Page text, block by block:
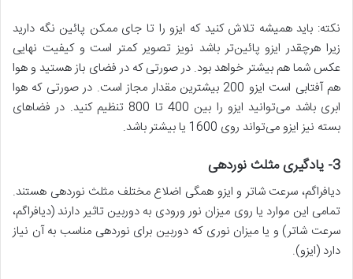
نکته: باید همیشه تلاش کنید که ایزو را تا جای ممکن پائین نگه دارید
زیرا هرچقدر ایزو پائین‌تر باشد نویز تصویر کمتر است و کیفیت نهایی
عکس شما هم بیشتر خواهد بود. در صورتی که در فضای باز هستید و هوا
هم آفتابی است ایزو 200 بیشترین مقدار مجاز است. در صورتی که هوا
ابری باشد می‌توانید ایزو را بین 400 تا 800 تنظیم کنید. در فضاهای
بسته نیز ایزو می‌تواند روی 1600 یا بیشتر باشد.
3- یادگیری مثلث نوردهی
دیافراگم، سرعت شاتر و ایزو همگی اضلاع مختلف مثلث نوردهی هستند.
تمامی این موارد یا روی میزان نور ورودی به دوربین تاثیر دارند (دیافراگم،
سرعت شاتر) و یا میزان نوری که دوربین برای نوردهی مناسب به آن نیاز
دارد (ایزو).